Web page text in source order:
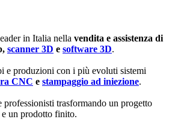
in Italia nella vendita e assistenza di
scanner 3D e software 3D.
e produzioni con i più evoluti sistemi
CNC e stampaggio ad iniezione.
professionisti trasformando un progetto
un prodotto finito.